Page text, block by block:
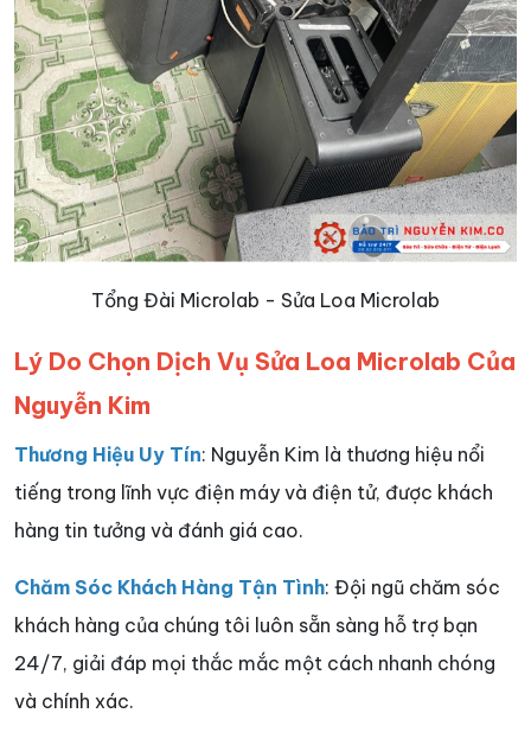
Tổng Đài Microlab - Sửa Loa Microlab
Lý Do Chọn Dịch Vụ Sửa Loa Microlab Của
Nguyễn Kim
Thương Hiệu Uy Tín: Nguyễn Kim là thương hiệu nổi
tiếng trong lĩnh vực điện máy và điện tử, được khách
hàng tin tưởng và đánh giá cao.
Chăm Sóc Khách Hàng Tận Tình: Đội ngũ chăm sóc
khách hàng của chúng tôi luôn sẵn sàng hỗ trợ bạn
24/7, giải đáp mọi thắc mắc một cách nhanh chóng
và chính xác.